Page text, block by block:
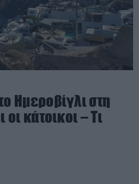
Ημεροβίγλι στη
οι κάτοικοι – Τι